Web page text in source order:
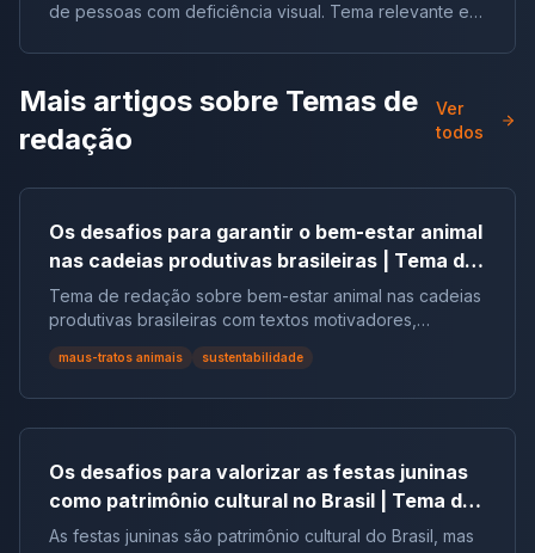
de pessoas com deficiência visual. Tema relevante em
Mais artigos sobre Temas de
redação
Ver
todos
Os desafios para garantir o bem-estar animal
nas cadeias produtivas brasileiras | Tema de
redação
Tema de redação sobre bem-estar animal nas cadeias
produtivas brasileiras com textos motivadores,
repertórios, argumentos e modelos.
maus-tratos animais sustentabilidade
Os desafios para valorizar as festas juninas
como patrimônio cultural no Brasil | Tema de
redação
As festas juninas são patrimônio cultural do Brasil, mas